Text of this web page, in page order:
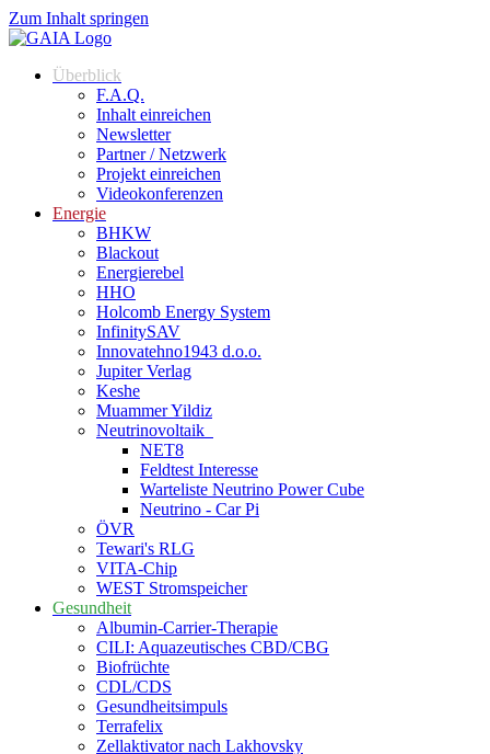
Zum Inhalt springen
Überblick
F.A.Q.
Inhalt einreichen
Newsletter
Partner / Netzwerk
Projekt einreichen
Videokonferenzen
Energie
BHKW
Blackout
Energierebel
HHO
Holcomb Energy System
InfinitySAV
Innovatehno1943 d.o.o.
Jupiter Verlag
Keshe
Muammer Yildiz
Neutrinovoltaik
NET8
Feldtest Interesse
Warteliste Neutrino Power Cube
Neutrino - Car Pi
ÖVR
Tewari's RLG
VITA-Chip
WEST Stromspeicher
Gesundheit
Albumin-Carrier-Therapie
CILI: Aquazeutisches CBD/CBG
Biofrüchte
CDL/CDS
Gesundheitsimpuls
Terrafelix
Zellaktivator nach Lakhovsky